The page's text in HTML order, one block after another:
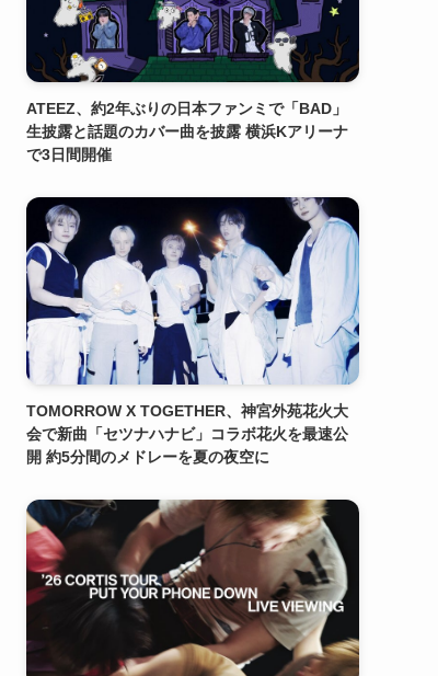
ATEEZ、約2年ぶりの日本ファンミで「BAD」
生披露と話題のカバー曲を披露 横浜Kアリーナ
で3日間開催
TOMORROW X TOGETHER、神宮外苑花火大
会で新曲「セツナハナビ」コラボ花火を最速公
開 約5分間のメドレーを夏の夜空に